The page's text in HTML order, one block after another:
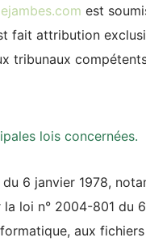
est
fait attribution
tribunaux
lois concernées.
6 janvier 1978,
la loi n° 2004-801 du
aux